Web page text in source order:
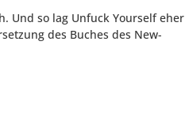
Und so lag Unfuck Yourself eher
des Buches des New-